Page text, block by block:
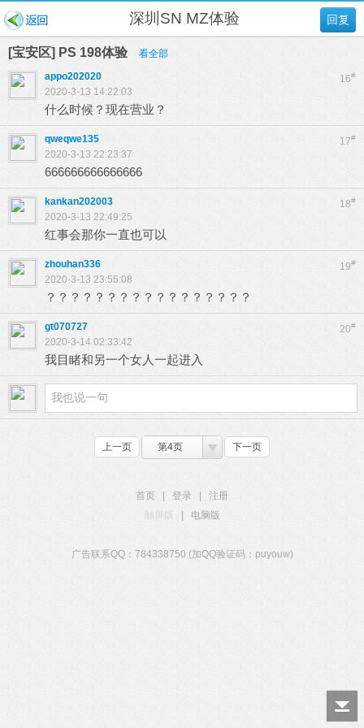
回复
深圳SN MZ体验
[宝安区] PS 198体验 看全部
16#
appo202020
2020-3-13 14:22:03
什么时候？现在营业？
17#
qweqwe135
2020-3-13 22:23:37
666666666666666
18#
kankan202003
2020-3-13 22:49:25
红事会那你一直也可以
19#
zhouhan336
2020-3-13 23:55:08
？？？？？？？？？？？？？？？？？
20#
gt070727
2020-3-14 02:33:42
我目睹和另一个女人一起进入
上一页 第4页 下一页
首页 登录
注册
触屏版
电脑版
广告联系QQ：784338750 (加QQ验证码：puyouw)